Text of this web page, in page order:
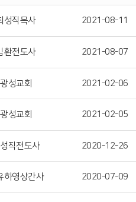
성직목사 2021-08-11
환전도사 2021-08-07
광성교회 2021-02-06
광성교회 2021-02-05
직전도사 2020-12-26
하영상간사 2020-07-09